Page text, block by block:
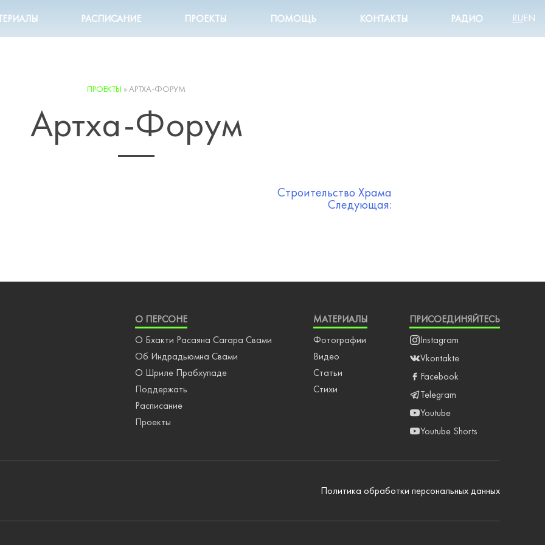
РАСПИСАНИЕ ПРОЕКТЫ ПОМОЩЬ КОНТАКТЫ РАДИО RUEN
ПРОЕКТЫ » АРТХА-ФОРУМ
Артха-Форум
Следующая:
Строительство Храма
О ПЕРСОНЕ
О Бхакти Расаяна Сагара Свами
Об Индрадьюмна Свами
О Шриле Прабхупаде
Поддержать
Расписание
Проекты
МАТЕРИАЛЫ
Фотографии
Видео
Статьи
Стихи
ПРИСОЕДИНЯЙТЕСЬ
Instagram
Vkontakte
Facebook
Telegram
Youtube
Youtube Shorts
Политика обработки персональных данных